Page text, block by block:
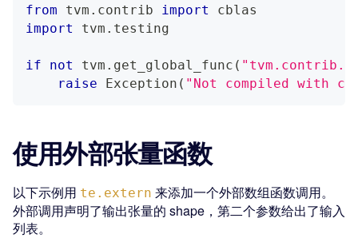
from tvm . contrib import
cblas
import
tvm . testing
if not tvm . get_global_func (
raise Exception ( "Not compiled with
使用外部张量函数
以下示例用 te.extern 来添加一个外部数组函数调用。
外部调用声明了输出张量的 shape，第二个参数给出了输入
列表。